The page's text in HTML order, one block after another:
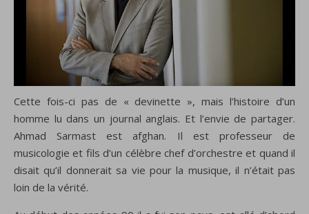
Cette fois-ci pas de « devinette », mais l’histoire d’un
homme lu dans un journal anglais. Et l’envie de partager.
Ahmad Sarmast est afghan. Il est professeur de
musicologie et fils d’un célèbre chef d’orchestre et quand il
disait qu’il donnerait sa vie pour la musique, il n’était pas
loin de la vérité.